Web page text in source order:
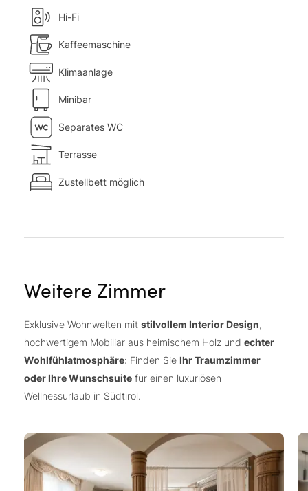
Hi-Fi
Kaffeemaschine
Klimaanlage
Minibar
Separates WC
Terrasse
Zustellbett möglich
Weitere Zimmer
Exklusive Wohnwelten mit stilvollem Interior Design,
hochwertigem Mobiliar aus heimischem Holz und echter
Wohlfühlatmosphäre: Finden Sie Ihr Traumzimmer
oder Ihre Wunschsuite für einen luxuriösen
Wellnessurlaub in Südtirol.